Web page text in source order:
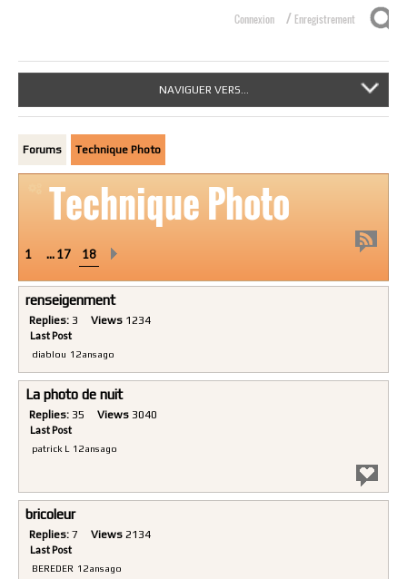
Connexion / Enregistrement
NAVIGUER VERS...
Forums Technique Photo
Technique Photo
1 ...17 18
renseigenment
Replies: 3 Views 1234
Last Post
diablou 12 ans ago
La photo de nuit
Replies: 35 Views 3040
Last Post
patrick L 12 ans ago
bricoleur
Replies: 7 Views 2134
Last Post
BEREDER 12 ans ago